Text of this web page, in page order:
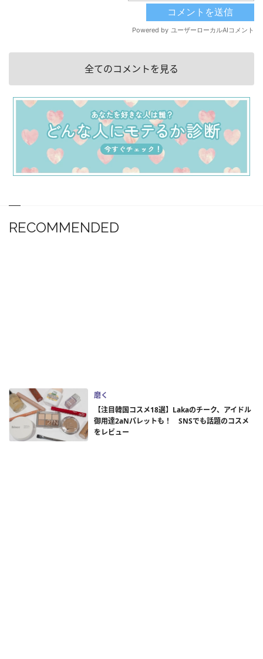
全てのコメントを見る
RECOMMENDED
磨く
【注目韓国コスメ18選】Lakaのチーク、アイドル
御用達2aNパレットも！ SNSでも話題のコスメ
をレビュー